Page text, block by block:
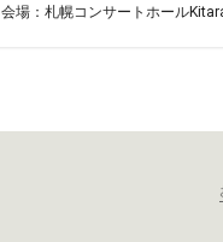
会場：札幌コンサートホール